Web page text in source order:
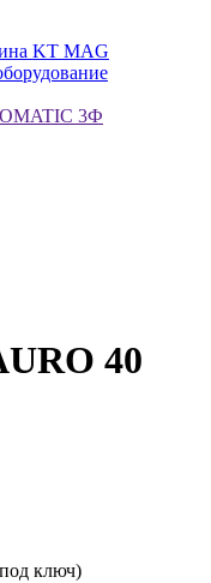
KT MAG
3Ф
40
ключ)